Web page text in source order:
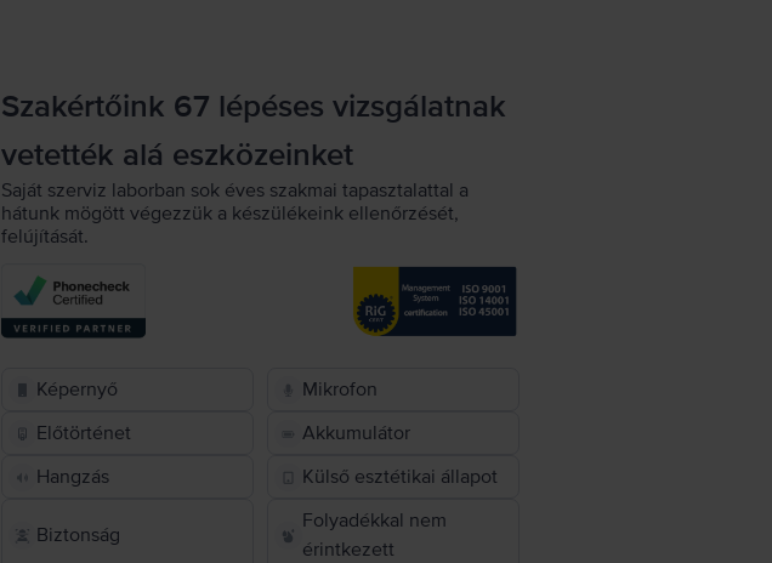
Szakértőink 67 lépéses vizsgálatnak
vetették alá eszközeinket
Saját szerviz laborban sok éves szakmai tapasztalattal a
hátunk mögött végezzük a készülékeink ellenőrzését,
felújítását.
Képernyő
Mikrofon
Előtörténet
Akkumulátor
Hangzás
Külső esztétikai állapot
Biztonság
Folyadékkal nem
érintkezett